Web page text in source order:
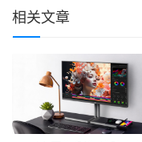
相关文章